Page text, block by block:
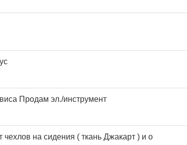
Продам эл./инструмент
на сидения ( ткань Джакарт ) и о